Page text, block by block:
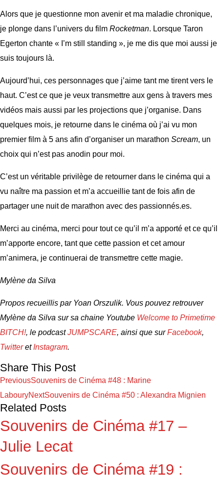
Alors que je questionne mon avenir et ma maladie chronique,
je plonge dans l’univers du film Rocketman. Lorsque Taron
Egerton chante « I’m still standing », je me dis que moi aussi je
suis toujours là.
Aujourd’hui, ces personnages que j’aime tant me tirent vers le
haut. C’est ce que je veux transmettre aux gens à travers mes
vidéos mais aussi par les projections que j’organise. Dans
quelques mois, je retourne dans le cinéma où j’ai vu mon
premier film à 5 ans afin d’organiser un marathon Scream, un
choix qui n’est pas anodin pour moi.
C’est un véritable privilège de retourner dans le cinéma qui a
vu naître ma passion et m’a accueillie tant de fois afin de
partager une nuit de marathon avec des passionnés.es.
Merci au cinéma, merci pour tout ce qu’il m’a apporté et ce qu’il
m’apporte encore, tant que cette passion et cet amour
m’animera, je continuerai de transmettre cette magie.
Mylène da Silva
Propos recueillis par Yoan Orszulik. Vous pouvez retrouver
Mylène da Silva sur sa chaine Youtube Welcome to Primetime
BITCH!, le podcastJUMPSCARE, ainsi que surFacebook,
Twitteret Instagram.
Share This Post
PreviousSouvenirs de Cinéma #48 : Marine
LabouryNextSouvenirs de Cinéma #50 : Alexandra Mignien
Related Posts
Souvenirs de Cinéma #17 –
Julie Lecat
Souvenirs de Cinéma #19 :